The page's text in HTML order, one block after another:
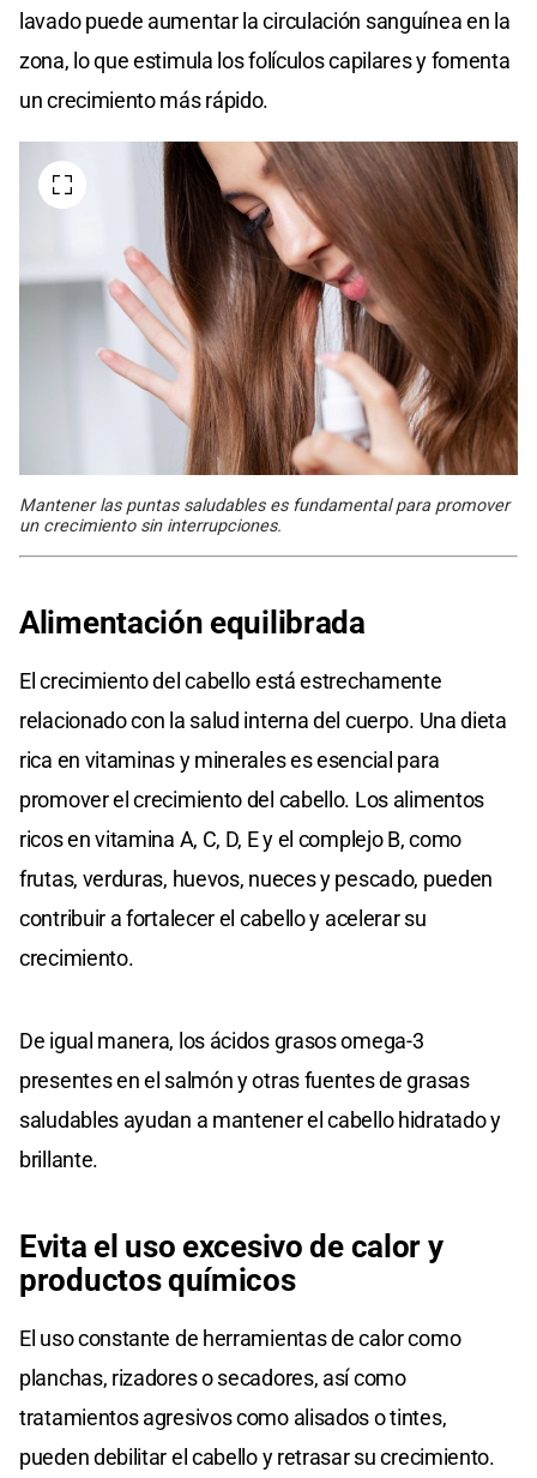
lavado puede aumentar la circulación sanguínea en la
zona, lo que estimula los folículos capilares y fomenta
un crecimiento más rápido.
Mantener las puntas saludables es fundamental para promover
un crecimiento sin interrupciones.
Alimentación equilibrada
El crecimiento del cabello está estrechamente
relacionado con la salud interna del cuerpo. Una dieta
rica en vitaminas y minerales es esencial para
promover el crecimiento del cabello. Los alimentos
ricos en vitamina A, C, D, E y el complejo B, como
frutas, verduras, huevos, nueces y pescado, pueden
contribuir a fortalecer el cabello y acelerar su
crecimiento.
De igual manera, los ácidos grasos omega-3
presentes en el salmón y otras fuentes de grasas
saludables ayudan a mantener el cabello hidratado y
brillante.
Evita el uso excesivo de calor y
productos químicos
El uso constante de herramientas de calor como
planchas, rizadores o secadores, así como
tratamientos agresivos como alisados o tintes,
pueden debilitar el cabello y retrasar su crecimiento.